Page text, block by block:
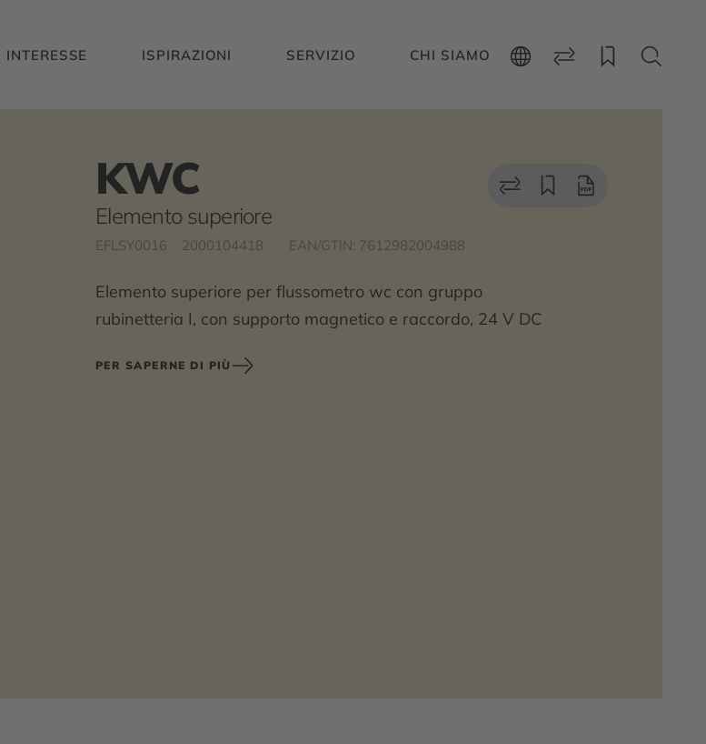
ISPIRAZIONI SERVIZIO CHI SIAMO
KWC
Elemento superiore
EFLSY0016 2000104418 EAN/GTIN: 7612982004988
Elemento superiore per flussometro wc con gruppo
rubinetteria I, con supporto magnetico e raccordo, 24 V DC
PER SAPERNE DI PIÙ